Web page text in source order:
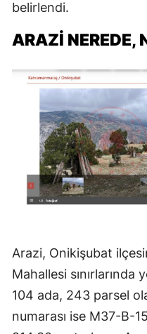
belirlendi.
ARAZİ NEREDE,
Arazi, Onikişubat
Mahallesi sınırlarında
104 ada, 243 parsel
numarası ise M37-B-